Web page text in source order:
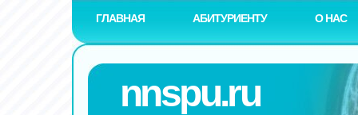
ГЛАВНАЯ АБИТУРИЕНТУ О НАС
nnspu.ru